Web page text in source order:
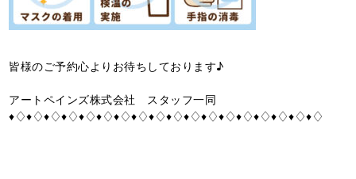
皆様のご予約心よりお待ちしております♪
アートペインズ株式会社 スタッフ一同
♦♢♦♢♦♢♦♢♦♢♦♢♦♢♦♢♦♢♦♢♦♢♦♢♦♢♦♢♦♢♦♢♦♢♦♢